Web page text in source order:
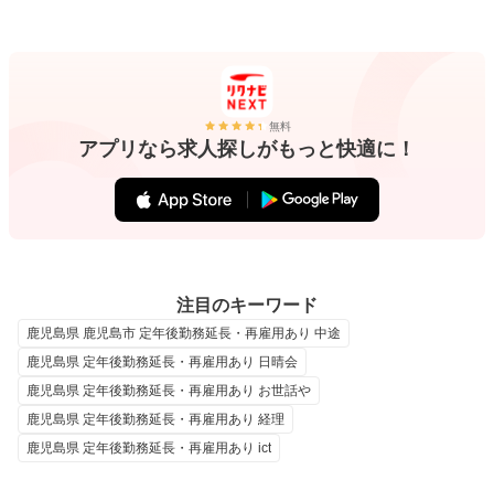
無料
アプリなら求人探しがもっと快適に！
注目のキーワード
鹿児島県 鹿児島市 定年後勤務延長・再雇用あり 中途
鹿児島県 定年後勤務延長・再雇用あり 日晴会
鹿児島県 定年後勤務延長・再雇用あり お世話や
鹿児島県 定年後勤務延長・再雇用あり 経理
鹿児島県 定年後勤務延長・再雇用あり ict